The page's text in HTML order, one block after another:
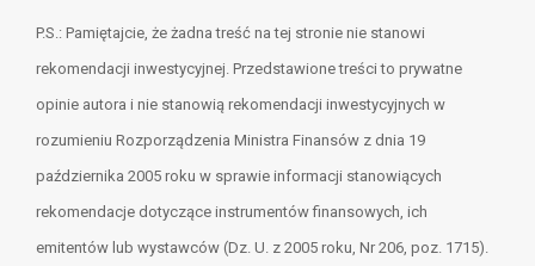
P.S.: Pamiętajcie, że żadna treść na tej stronie nie stanowi
rekomendacji inwestycyjnej. Przedstawione treści to prywatne
opinie autora i nie stanowią rekomendacji inwestycyjnych w
rozumieniu Rozporządzenia Ministra Finansów z dnia 19
października 2005 roku w sprawie informacji stanowiących
rekomendacje dotyczące instrumentów finansowych, ich
emitentów lub wystawców (Dz. U. z 2005 roku, Nr 206, poz. 1715).